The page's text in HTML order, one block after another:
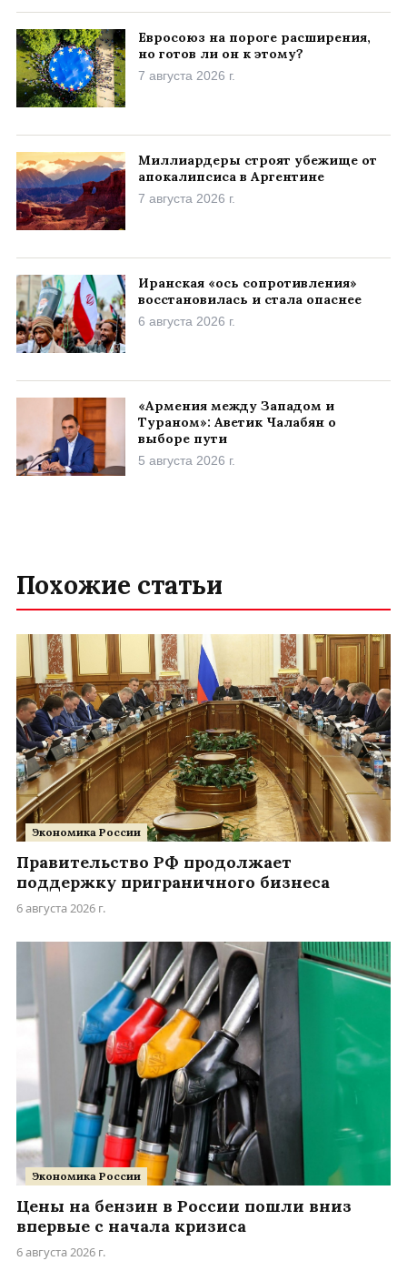
Евросоюз на пороге расширения,
но готов ли он к этому?
7 августа 2026 г.
Миллиардеры строят убежище от
апокалипсиса в Аргентине
7 августа 2026 г.
Иранская «ось сопротивления»
восстановилась и стала опаснее
6 августа 2026 г.
«Армения между Западом и
Тураном»: Аветик Чалабян о
выборе пути
5 августа 2026 г.
Похожие статьи
Экономика России
Правительство РФ продолжает
поддержку приграничного бизнеса
6 августа 2026 г.
Экономика России
Цены на бензин в России пошли вниз
впервые с начала кризиса
6 августа 2026 г.